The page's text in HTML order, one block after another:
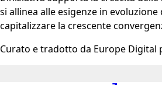
si allinea alle esigenze in
capitalizzare la crescente
Curato e tradotto da Europe